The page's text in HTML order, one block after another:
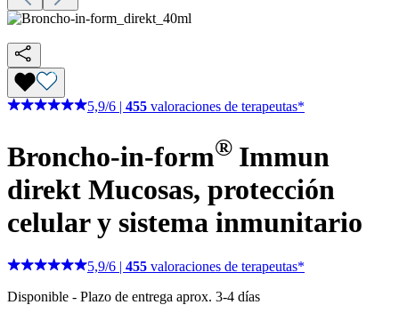
5,9/6 455 valoraciones de terapeutas*
Broncho-in-form® Immun
direkt Mucosas, protección
celular y sistema inmunitario
5,9/6 | 455 valoraciones de terapeutas*
Disponible - Plazo de entrega aprox. 3-4 días